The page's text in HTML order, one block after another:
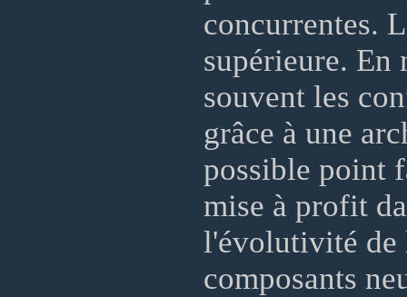
concurrentes.
supérieure. En
souvent les
grâce à une
possible point
mise à profit
l'évolutivité de
composants